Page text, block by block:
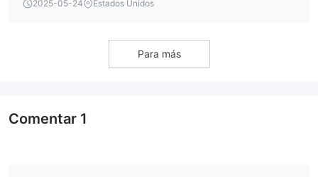
2025-05-24
Estados Unidos
Para más
Comentar 1